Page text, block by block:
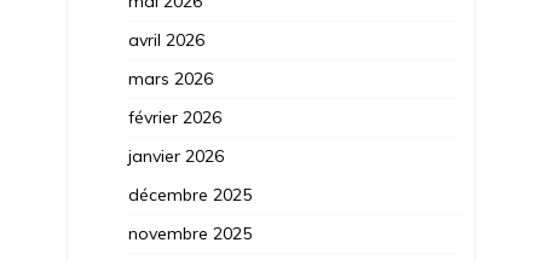
avril 2026
mars 2026
février 2026
janvier 2026
décembre 2025
novembre 2025